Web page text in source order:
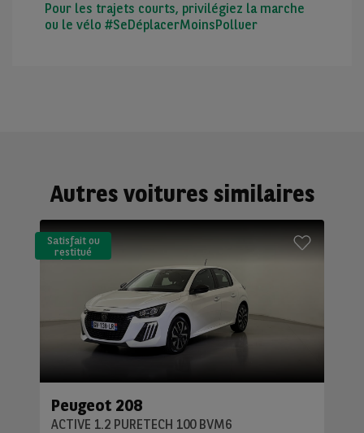
Pour les trajets courts, privilégiez la marche
ou le vélo #SeDéplacerMoinsPolluer
Autres voitures similaires
Satisfait ou
restitué
(LLD)*
Peugeot 208
ACTIVE 1.2 PURETECH 100 BVM6